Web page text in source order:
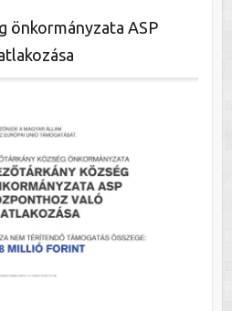
önkormányzata ASP